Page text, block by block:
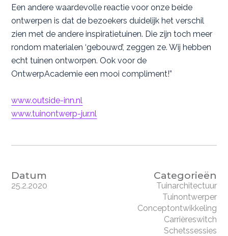
Een andere waardevolle reactie voor onze beide
ontwerpen is dat de bezoekers duidelijk het verschil
zien met de andere inspiratietuinen. Die zijn toch meer
rondom materialen ‘gebouwd’, zeggen ze. Wij hebben
echt tuinen ontworpen. Ook voor de
OntwerpAcademie een mooi compliment!”
www.outside-inn.nl
www.tuinontwerp-jur.nl
Datum
25.2.2020
Categorieën
Tuinarchitectuur
Tuinontwerper
Conceptontwikkeling
Carrièreswitch
Schetssessies